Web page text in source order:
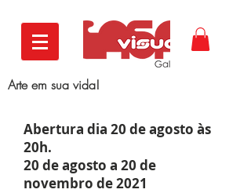
Arte em sua vida!
Abertura dia 20 de agosto às
20h.
20 de agosto a 20 de
novembro de 2021